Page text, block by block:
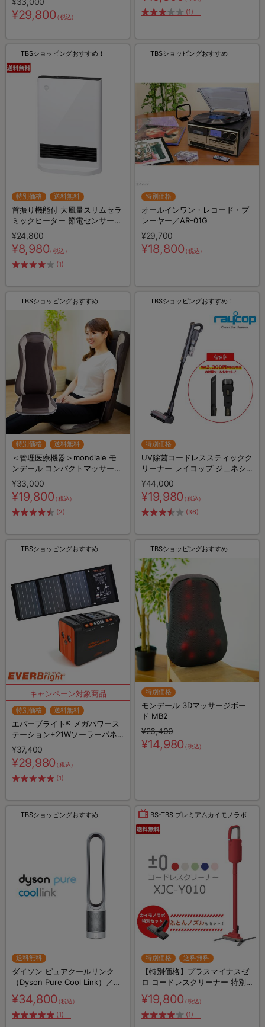
¥29,800（税込）
(1)
TBSショッピングおすすめ！
特別価格 送料無料
首振り機能付 大風量スリムセラ
ミックヒーター 節電センサー搭
載
¥24,800
¥8,980（税込）
(1)
TBSショッピングおすすめ
特別価格
オールインワン・レコード・プ
レーヤー／AR-01G
¥29,700
¥18,800（税込）
TBSショッピングおすすめ
特別価格 送料無料
＜管理医療機器＞mondiale モ
ンデール コンパクトマッサージ
シート 極上たたきCM3／マッサ
ージ器
¥33,000
¥19,800（税込）
(2)
TBSショッピングおすすめ！
特別価格
UV除菌コードレススティックク
リーナー レイコップ ジェネシ
ス2／コードレス掃除機／ステ
ィック掃除機／軽量
¥44,000
¥19,980（税込）
(36)
TBSショッピングおすすめ
特別価格 送料無料
エバーブライト® メガパワース
テーション+21Wソーラーパネ
ル／24,000mAh／AC2口／USB
出力 計5口／大容量ポータブル
電源／防災グッズ／非常用グッ
ズ
¥37,400
¥29,980（税込）
(1)
TBSショッピングおすすめ
特別価格
モンデール 3Dマッサージボー
ド MB2
¥26,400
¥14,980（税込）
TBSショッピングおすすめ
送料無料
ダイソン ピュアクールリンク
（Dyson Pure Cool Link）／
TP03
¥34,800（税込）
(1)
BS-TBS プレミアムカイモノラボ
特別価格 送料無料
【特別価格】プラスマイナスゼ
ロ コードレスクリーナー 特別
セット（送料無料）
¥19,800（税込）
(1)